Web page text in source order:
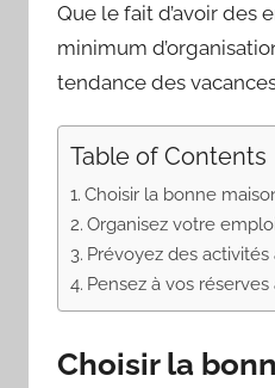
Que le fait d’avoir des
minimum
tendance des
Table of Contents
Choisir la bonne
Organisez votre
Prévoyez des
Pensez à vos
Choisir la